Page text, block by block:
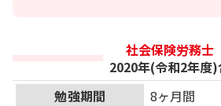
社会保険労務士
2020年(令和2年度
勉強期間
8ヶ月間